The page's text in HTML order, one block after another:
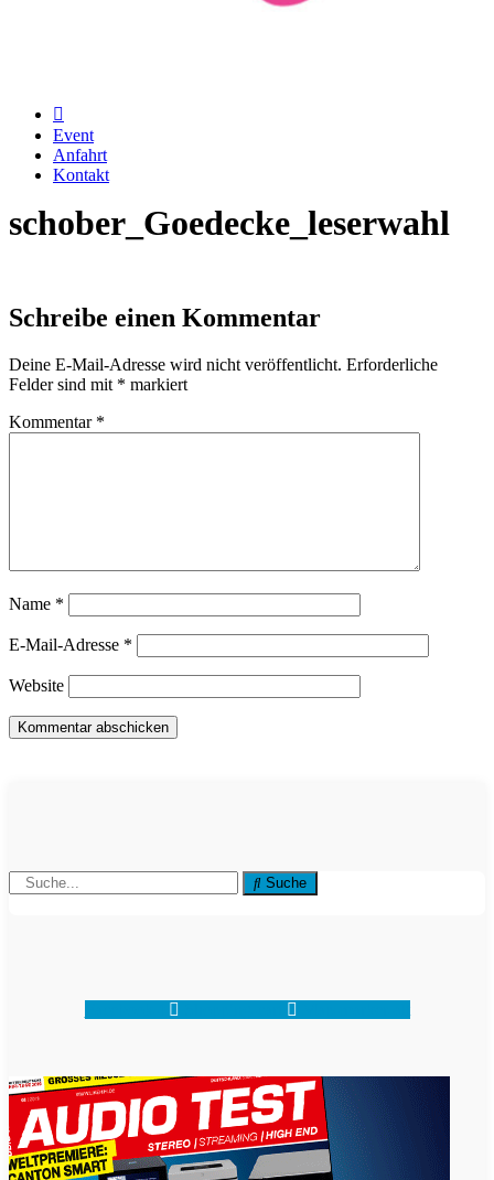
Event
Anfahrt
Kontakt
schober_Goedecke_leserwahl
Schreibe einen Kommentar
Deine E-Mail-Adresse wird nicht veröffentlicht. Erforderliche
Felder sind mit * markiert
Kommentar *
Name *
E-Mail-Adresse *
Website
Suche